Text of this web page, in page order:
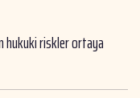
hukuki riskler ortaya